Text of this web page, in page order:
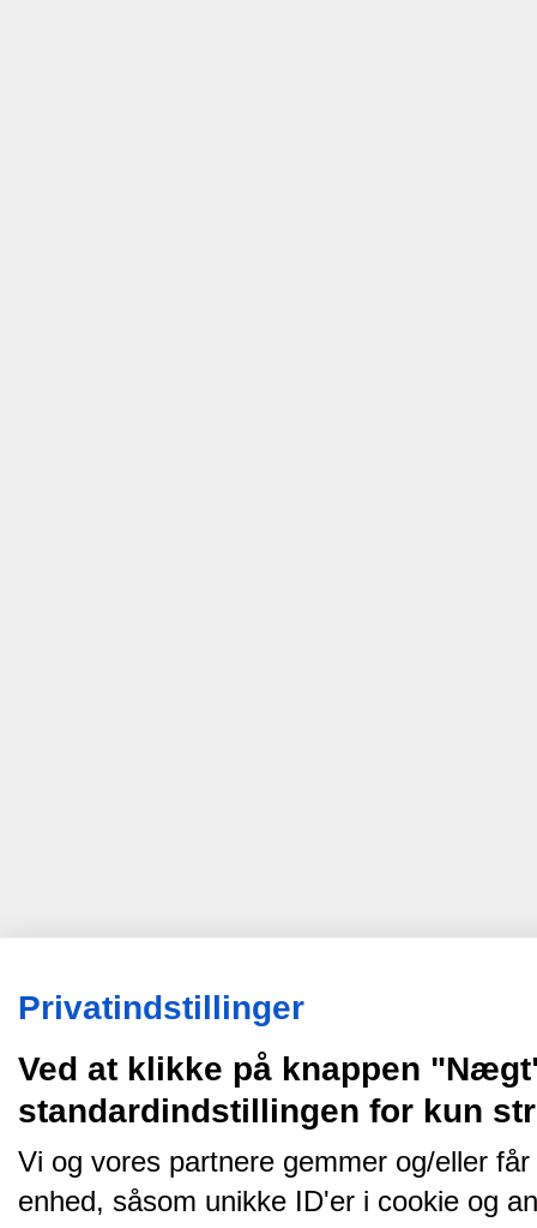
Privatindstillinger
Ved at klikke på knappen
standardindstillingen for kun
Vi og vores partnere gemmer og/eller
enhed, såsom unikke ID'er i cookie og